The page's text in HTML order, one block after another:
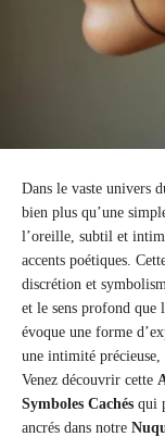
Dans le vaste univers
bien plus qu’une
l’oreille, subtil et
accents poétiques.
discrétion et
et le sens profond que
évoque une forme
une intimité
Venez découvrir cette
Symboles Cachés qui
ancrés dans notre